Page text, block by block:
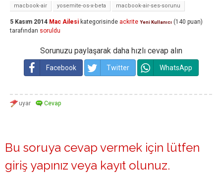
macbook-air yosemite-os-x-beta macbook-air-ses-sorunu
5 Kasım 2014 Mac Ailesi kategorisinde ackrite Yeni Kullanıcı (140 puan)
tarafından soruldu
Sorunuzu paylaşarak daha hızlı cevap alın
Facebook Twitter WhatsApp
Bu soruya cevap vermek için lütfen
giriş yapınız veya kayıt olunuz.